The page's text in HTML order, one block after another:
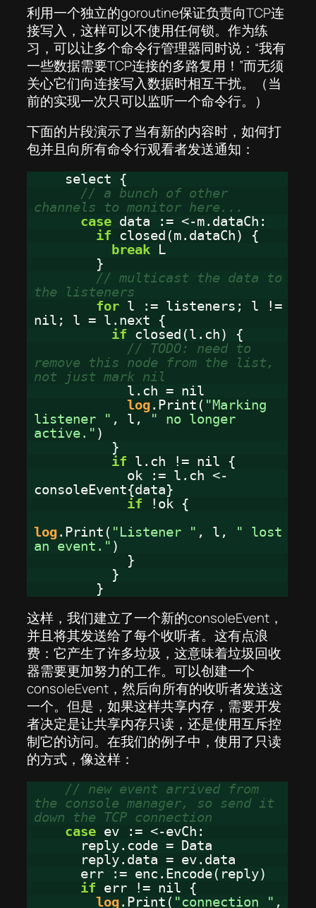
利用一个独立的goroutine保证负责向TCP连
接写入，这样可以不使用任何锁。作为练
习，可以让多个命令行管理器同时说：“我有
一些数据需要TCP连接的多路复用！”而无须
关心它们向连接写入数据时相互干扰。（当
前的实现一次只可以监听一个命令行。）
下面的片段演示了当有新的内容时，如何打
包并且向所有命令行观看者发送通知：
select {
// a bunch of other
channels to monitor here...
case data := <-m.dataCh:
if
closed(m.dataCh) {
break
L
}
// multicast the data to
the listeners
for l := listeners; l !=
nil; l = l.next {
if
closed(l.ch) {
// TODO: need to
remove this node from the list,
not just mark nil
l.ch = nil
log.Print( "Marking
listener " , l,
" no longer
active." )
}
if
l.ch != nil {
ok := l.ch <-
consoleEvent{data}
if
!ok {
log.Print( "Listener " , l,
" lost
an event." )
}
}
}
这样，我们建立了一个新的consoleEvent，
并且将其发送给了每个收听者。这有点浪
费：它产生了许多垃圾，这意味着垃圾回收
器需要更加努力的工作。可以创建一个
consoleEvent，然后向所有的收听者发送这
一个。但是，如果这样共享内存，需要开发
者决定是让共享内存只读，还是使用互斥控
制它的访问。在我们的例子中，使用了只读
的方式，像这样：
// new event arrived from
the console manager, so send it
down the TCP connection
case ev := <-evCh:
reply.code = Data
reply.data = ev.data
err := enc.Encode(reply)
if
err != nil {
log.Print( "connection " ,